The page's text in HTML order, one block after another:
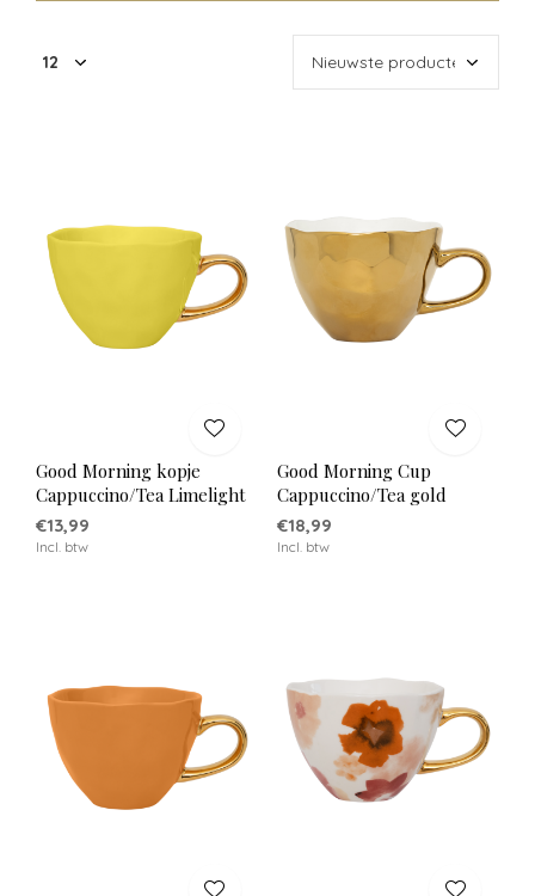
Good Morning kopje
Cappuccino/Tea Limelight
€13,99
Incl. btw
Good Morning Cup
Cappuccino/Tea gold
€18,99
Incl. btw